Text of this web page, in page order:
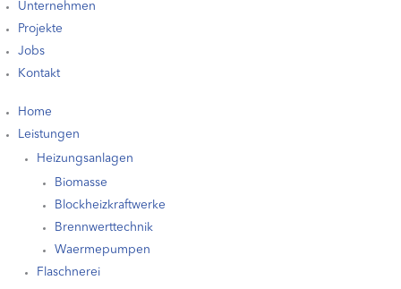
Unternehmen
Projekte
Jobs
Kontakt
Home
Leistungen
Heizungsanlagen
Biomasse
Blockheizkraftwerke
Brennwerttechnik
Waermepumpen
Flaschnerei